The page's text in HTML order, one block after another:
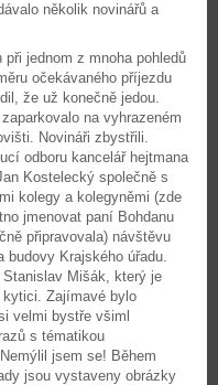
několik novinářů a
při jednom z mnoha pohledů
očekávaného příjezdu
že už konečně jedou.
na vyhrazeném
Novináři zbystřili.
odboru kancelář hejtmana
Kostelecký společně s
kolegy a kolegyněmi (zde
jmenovat paní Bohdanu
připravovala) návštěvu
budovy Krajského úřadu.
Mišák, který je
kytici. Zajímavé bylo
velmi bystře všiml
s tématikou
jsem se! Během
jsou vystaveny obrázky